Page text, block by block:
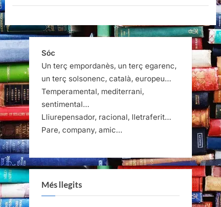
Quaderns
Sóc
Un terç empordanès, un terç egarenc,
un terç solsonenc, català, europeu…
Temperamental, mediterrani,
sentimental…
Lliurepensador, racional, lletraferit…
Pare, company, amic…
Més llegits